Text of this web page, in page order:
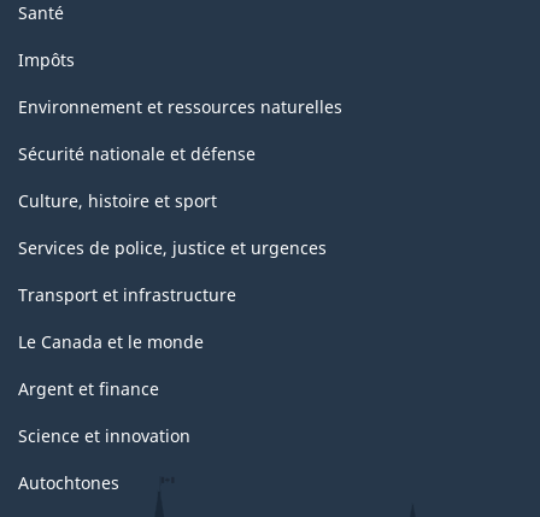
Santé
Impôts
Environnement et ressources naturelles
Sécurité nationale et défense
Culture, histoire et sport
Services de police, justice et urgences
Transport et infrastructure
Le Canada et le monde
Argent et finance
Science et innovation
Autochtones